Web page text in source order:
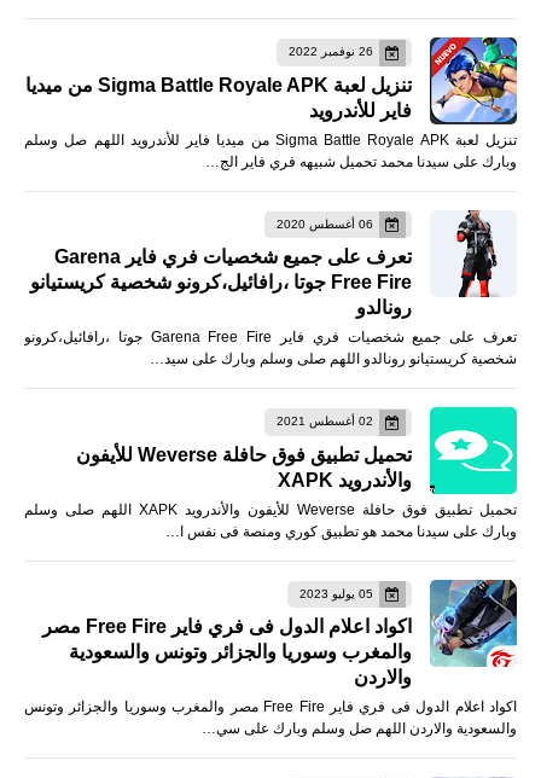
26 نوفمبر 2022
تنزيل لعبة Sigma Battle Royale APK من ميديا
فاير للأندرويد
تنزيل لعبة Sigma Battle Royale APK من ميديا فاير للأندرويد اللهم صل وسلم
وبارك على سيدنا محمد تحميل شبيهه فري فاير الج…
06 أغسطس 2020
تعرف على جميع شخصيات فري فاير Garena
Free Fire جوتا ،رافائيل،كرونو شخصية كريستيانو
رونالدو
تعرف على جميع شخصيات فري فاير Garena Free Fire جوتا ،رافائيل،كرونو
شخصية كريستيانو رونالدو اللهم صلى وسلم وبارك على سيد…
02 أغسطس 2021
تحميل تطبيق فوق حافلة Weverse للأيفون
والأندرويد XAPK
تحميل تطبيق فوق حافلة Weverse للأيفون والأندرويد XAPK اللهم صلى وسلم
وبارك على سيدنا محمد هو تطبيق كوري ومنصة فى نفس ا…
05 يوليو 2023
اكواد اعلام الدول فى فري فاير Free Fire مصر
والمغرب وسوريا والجزائر وتونس والسعودية
والاردن
اكواد اعلام الدول فى فري فاير Free Fire مصر والمغرب وسوريا والجزائر وتونس
والسعودية والاردن اللهم صل وسلم وبارك على سي…